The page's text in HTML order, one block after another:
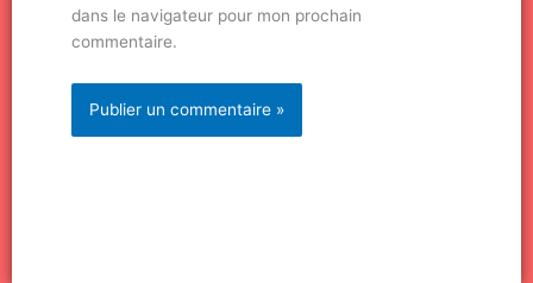
dans le navigateur pour mon prochain
commentaire.